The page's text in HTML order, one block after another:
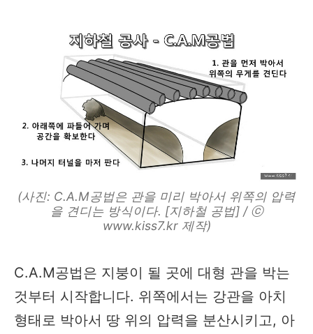
(사진: C.A.M공법은 관을 미리 박아서 위쪽의 압력
을 견디는 방식이다. [지하철 공법] / ⓒ
www.kiss7.kr 제작)
C.A.M공법은 지붕이 될 곳에 대형 관을 박는
것부터 시작합니다. 위쪽에서는 강관을 아치
형태로 박아서 땅 위의 압력을 분산시키고, 아